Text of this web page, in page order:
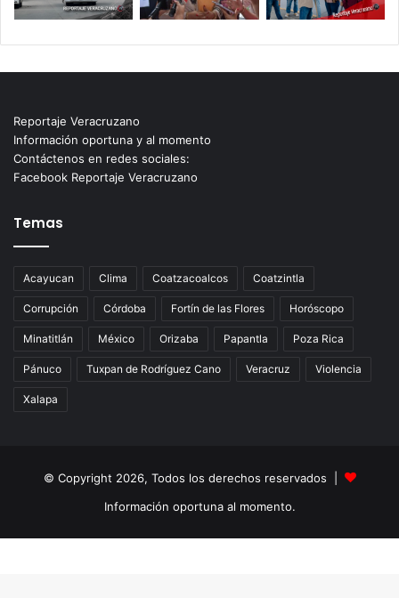
Reportaje Veracruzano
Información oportuna y al momento
Contáctenos en redes sociales:
Facebook Reportaje Veracruzano
Temas
Acayucan Clima Coatzacoalcos Coatzintla
Corrupción Córdoba Fortín de las Flores Horóscopo
Minatitlán México Orizaba Papantla Poza Rica
Pánuco Tuxpan de Rodríguez Cano Veracruz Violencia
Xalapa
© Copyright 2026, Todos los derechos reservados |
Información oportuna al momento.